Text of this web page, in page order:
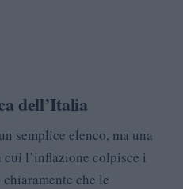
dell’Italia
semplice elenco, ma una
l’inflazione colpisce i
che le